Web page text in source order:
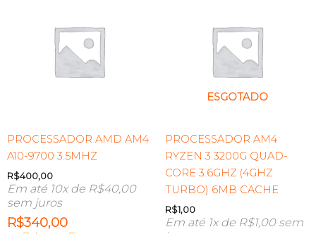
PROCESSADOR AMD AM4
A10-9700 3.5MHZ
R$400,00
Em até 10x de R$40,00
sem juros
R$340,00
ESGOTADO
PROCESSADOR AM4
RYZEN 3 3200G QUAD-
CORE 3.6GHZ (4GHZ
TURBO) 6MB CACHE
R$1,00
Em até 1x de R$1,00sem